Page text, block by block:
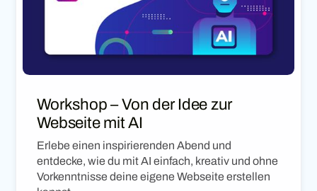
Workshop – Von der Idee zur
Webseite mit AI
Erlebe einen inspirierenden Abend und
entdecke, wie du mit AI einfach, kreativ und ohne
Vorkenntnisse deine eigene Webseite erstellen